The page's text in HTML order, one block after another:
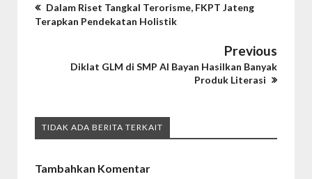
Dalam Riset Tangkal Terorisme, FKPT Jateng
Terapkan Pendekatan Holistik
Previous
Diklat GLM di SMP Al Bayan Hasilkan Banyak
Produk Literasi
TIDAK ADA BERITA TERKAIT
Tambahkan Komentar